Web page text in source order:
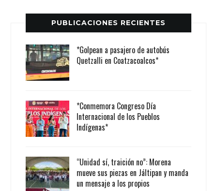
PUBLICACIONES RECIENTES
*Golpean a pasajero de autobús
Quetzalli en Coatzacoalcos*
*Conmemora Congreso Día
Internacional de los Pueblos
Indígenas*
“Unidad sí, traición no”: Morena
mueve sus piezas en Jáltipan y manda
un mensaje a los propios